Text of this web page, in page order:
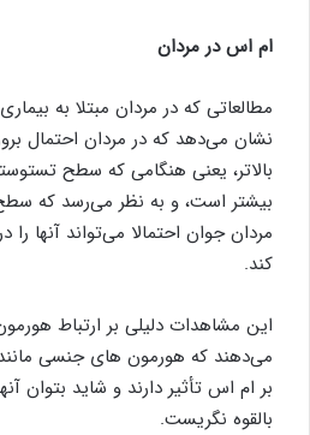
ام اس در مردان
مطالعاتی که در مردان مبتلا به
نشان می‌دهد که در مردان احتمال
بالاتر، یعنی هنگامی که سطح
بیشتر است، و به نظر می‌رسد که
مردان جوان احتمالا می‌تواند آنها را
کند.
این مشاهدات دلیلی بر ارتباط
می‌دهند که هورمون های جنسی
بر ام اس تأثیر دارند و شاید بتوان
بالقوه نگریست.